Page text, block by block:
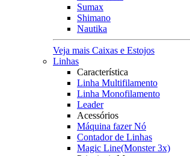
Sumax
Shimano
Nautika
Veja mais Caixas e Estojos
Linhas
Característica
Linha Multifilamento
Linha Monofilamento
Leader
Acessórios
Máquina fazer Nó
Contador de Linhas
Magic Line(Monster 3x)